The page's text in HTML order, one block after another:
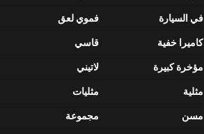
فموي لعق في السيارة
قاسي كاميرا خفية
لاتيني مؤخرة كبيرة
مثليات مثلية
مجموعة مسن